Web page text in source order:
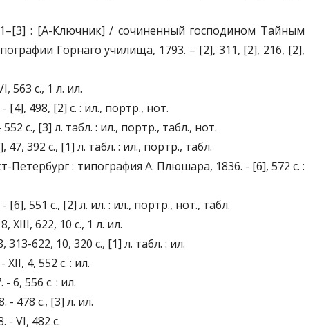
1–[3] : [А-Ключник] / сочиненный господином Тайным
Горнаго училища, 1793. – [2], 311, [2], 216, [2],
563 c., 1 л. ил.
498, [2] с. : ил., портр., нот.
с., [3] л. табл. : ил., портр., табл., нот.
392 с., [1] л. табл. : ил., портр., табл.
: типография А. Плюшара, 1836. - [6], 572 с. :
551 с., [2] л. ил. : ил., портр., нот., табл.
622, 10 с., 1 л. ил.
622, 10, 320 с., [1] л. табл. : ил.
4, 552 с. : ил.
6, 556 с. : ил.
478 с., [3] л. ил.
- VI, 482 с.